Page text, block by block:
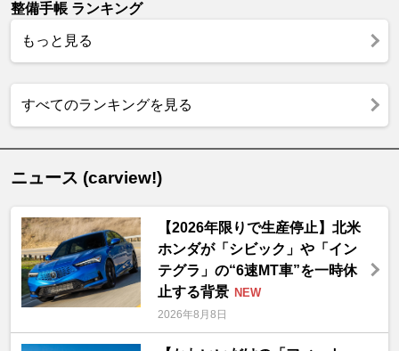
整備手帳 ランキング
もっと見る
すべてのランキングを見る
ニュース (carview!)
【2026年限りで生産停止】北米
ホンダが「シビック」や「イン
テグラ」の“6速MT車”を一時休
止する背景 NEW
2026年8月8日